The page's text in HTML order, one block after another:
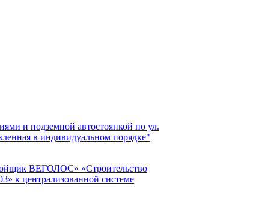
и подземной автостоянкой по ул.
в индивидуальном порядке"
ВЕГОЛОС» «Строительство
к централизованной системе